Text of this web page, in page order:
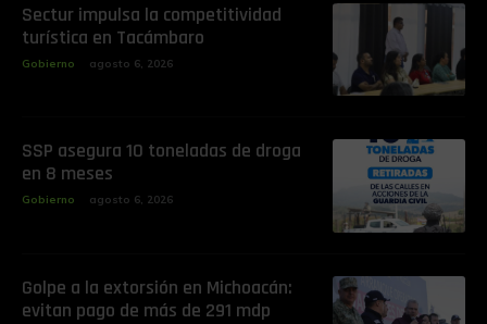
Sectur impulsa la competitividad
turística en Tacámbaro
Gobierno agosto 6, 2026
SSP asegura 10 toneladas de droga
en 8 meses
Gobierno agosto 6, 2026
Golpe a la extorsión en Michoacán:
evitan pago de más de 291 mdp